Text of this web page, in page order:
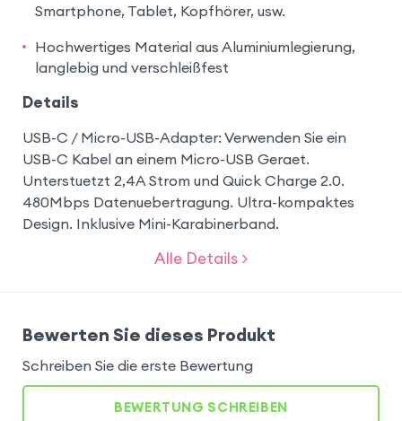
Smartphone, Tablet, Kopfhörer, usw.
Hochwertiges Material aus Aluminiumlegierung,
langlebig und verschleißfest
Details
USB-C / Micro-USB-Adapter: Verwenden Sie ein
USB-C Kabel an einem Micro-USB Geraet.
Unterstuetzt 2,4A Strom und Quick Charge 2.0.
480Mbps Datenuebertragung. Ultra-kompaktes
Design. Inklusive Mini-Karabinerband.
Alle Details >
Bewerten Sie dieses Produkt
Schreiben Sie die erste Bewertung
BEWERTUNG SCHREIBEN